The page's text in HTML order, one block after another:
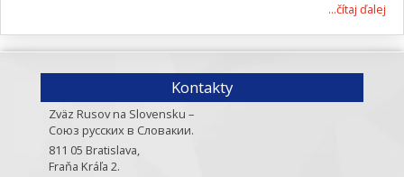
...čítaj ďalej
Kontakty
Zväz Rusov na Slovensku –
Союз русских в Словакии.
811 05 Bratislava,
Fraňa Kráľa 2.